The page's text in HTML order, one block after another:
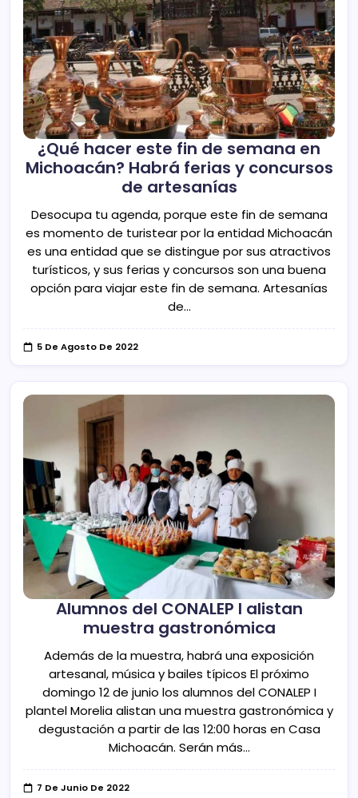
¿Qué hacer este fin de semana en
Michoacán? Habrá ferias y concursos
de artesanías
Desocupa tu agenda, porque este fin de semana
es momento de turistear por la entidad Michoacán
es una entidad que se distingue por sus atractivos
turísticos, y sus ferias y concursos son una buena
opción para viajar este fin de semana. Artesanías
de…
5 De Agosto De 2022
Alumnos del CONALEP I alistan
muestra gastronómica
Además de la muestra, habrá una exposición
artesanal, música y bailes típicos El próximo
domingo 12 de junio los alumnos del CONALEP I
plantel Morelia alistan una muestra gastronómica y
degustación a partir de las 12:00 horas en Casa
Michoacán. Serán más…
7 De Junio De 2022